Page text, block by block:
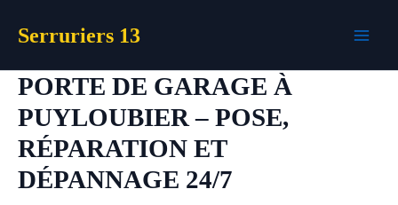
Serruriers 13
PORTE DE GARAGE À
PUYLOUBIER – POSE,
RÉPARATION ET
DÉPANNAGE 24/7